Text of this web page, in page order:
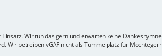
Wir tun das gern und erwarten keine
betreiben vGAF nicht als Tummelplatz für